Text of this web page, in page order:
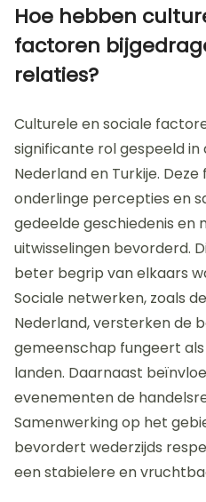
Hoe hebben
factoren
relaties?
Culturele en sociale
significante rol gespeeld in
Nederland en Turkije.
onderlinge percepties en
gedeelde geschiedenis
uitwisselingen bevorderd.
beter begrip van elkaars
Sociale netwerken, zoals
Nederland, versterken de
gemeenschap fungeert
landen. Daarnaast
evenementen de
Samenwerking op het
bevordert wederzijds
een stabielere en